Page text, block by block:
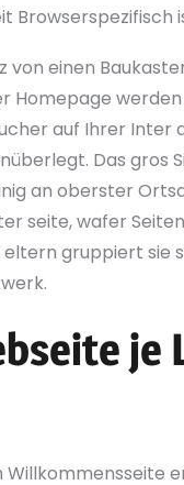
Browserspezifisch
von einen
Homepage
auf Ihrer
Das gros
an oberster
seite, wafer
gruppiert sie
je